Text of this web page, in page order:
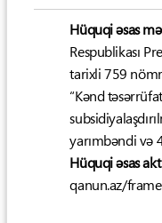
Hüquqi əsas
Respublikası
tarixli 759
“Kənd
yarımbəndi və
Hüquqi əsas
qanun.az/